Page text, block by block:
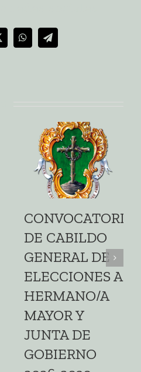
WhatsAppTelegram
CONVOCATORIA
DE CABILDO
GENERAL DE
ELECCIONES A
HERMANO/A
MAYOR Y
JUNTA DE
GOBIERNO